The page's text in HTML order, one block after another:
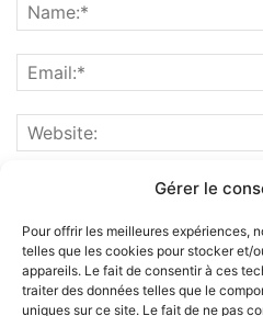
Gérer le
Pour offrir les meilleures expériences,
telles que les cookies pour stocker et/
appareils. Le fait de consentir à ces
traiter des données telles que le
uniques sur ce site. Le fait de ne pas